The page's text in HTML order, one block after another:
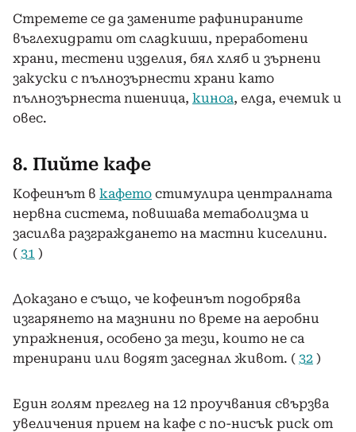
Стремете се да замените рафинираните
въглехидрати от сладкиши, преработени
храни, тестени изделия, бял хляб и зърнени
закуски с пълнозърнести храни като
пълнозърнеста пшеница, киноа, елда, ечемик и
овес.
8. Пийте кафе
Кофеинът в кафето стимулира централната
нервна система, повишава метаболизма и
засилва разграждането на мастни киселини.
( 31 )
Доказано е също, че кофеинът подобрява
изгарянето на мазнини по време на аеробни
упражнения, особено за тези, които не са
тренирани или водят заседнал живот. ( 32 )
Един голям преглед на 12 проучвания свързва
увеличения прием на кафе с по-нисък риск от